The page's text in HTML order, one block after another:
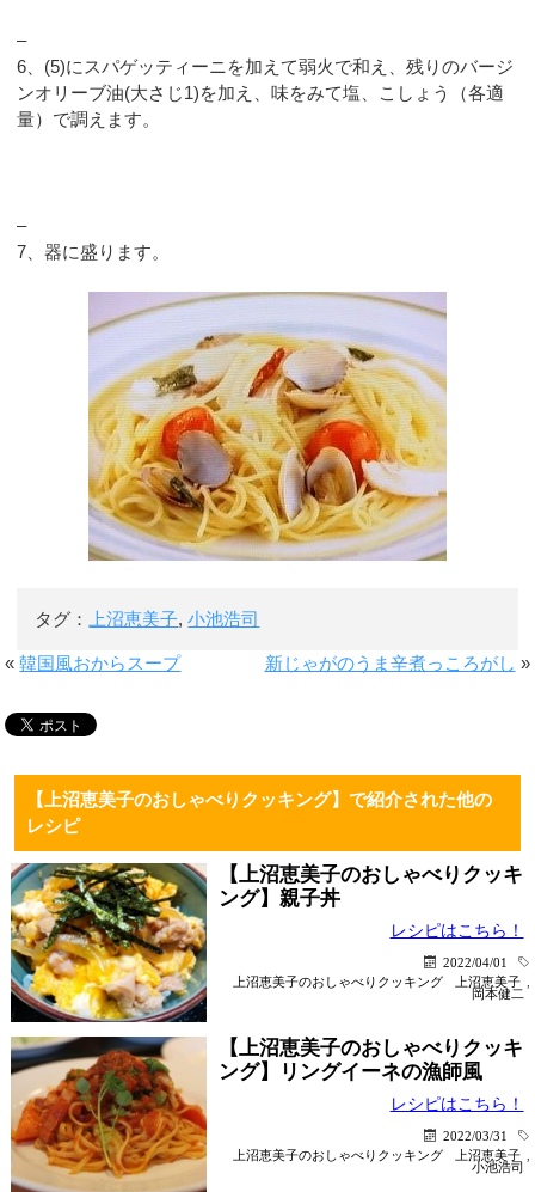
–
6、(5)にスパゲッティーニを加えて弱火で和え、残りのバージ
ンオリーブ油(大さじ1)を加え、味をみて塩、こしょう（各適
量）で調えます。
–
7、器に盛ります。
タグ： 上沼恵美子,小池浩司
«韓国風おからスープ 新じゃがのうま辛煮っころがし »
【上沼恵美子のおしゃべりクッキング】で紹介された他の
レシピ
【上沼恵美子のおしゃべりクッキ
ング】親子丼
レシピはこちら！
2022/04/01
上沼恵美子のおしゃべりクッキング
上沼恵美子
岡本健二
【上沼恵美子のおしゃべりクッキ
ング】リングイーネの漁師風
レシピはこちら！
2022/03/31
上沼恵美子のおしゃべりクッキング
上沼恵美子
小池浩司